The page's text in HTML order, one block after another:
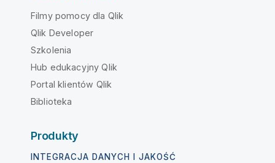
Filmy pomocy dla Qlik
Qlik Developer
Szkolenia
Hub edukacyjny Qlik
Portal klientów Qlik
Biblioteka
Produkty
INTEGRACJA DANYCH I JAKOŚĆ